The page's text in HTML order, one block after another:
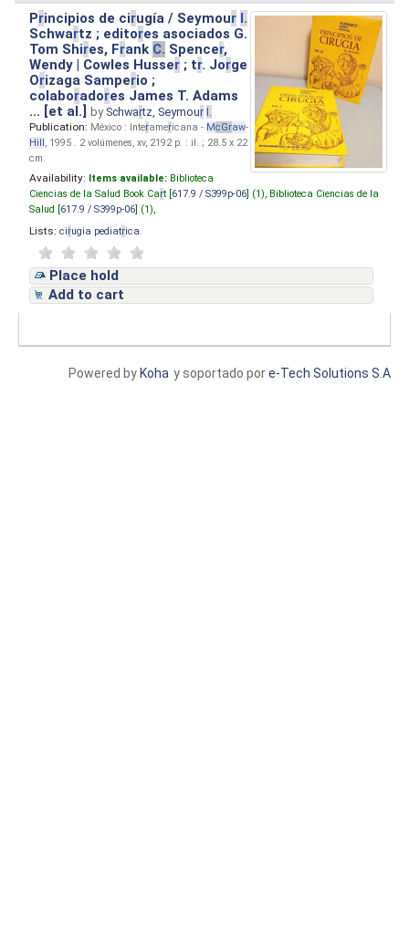
Principios de cirugía / Seymour I.
Schwartz ; editores asociados G.
Tom Shires, Frank C. Spencer,
Wendy | Cowles Husser ; tr. Jorge
Orizaga Samperio ;
colaboradores James T. Adams
... [et al.]by Schwartz, Seymour I.
Publication: México : Interamericana - McGraw-
Hill, 1995 . 2 volúmenes, xv, 2192 p. : il. ; 28.5 x 22
cm.
Availability: Items available: Biblioteca
Ciencias de la Salud Book Cart [ 617.9 / S399p-06 ] (1), Biblioteca Ciencias de la
Salud [ 617.9 / S399p-06 ] (1),
Lists: cirugia pediatrica
Place hold
Add to cart
y soportado pore-Tech Solutions S.A
Powered by Koha